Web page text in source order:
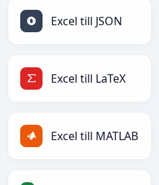
Excel till JSON
Excel till LaTeX
Excel till MATLAB